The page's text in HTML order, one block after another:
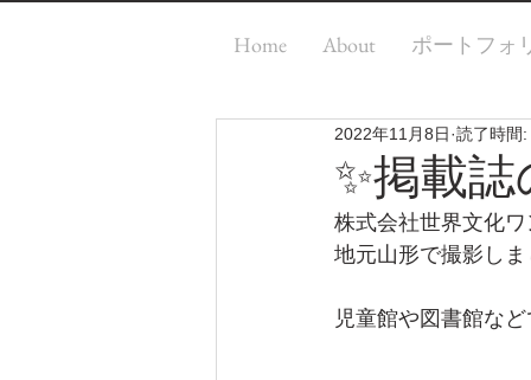
Home About ポートフォ
✨掲載
2022年11月8日 読了時間
株式会社世界文化
地元山形で撮影し
児童館や図書館な